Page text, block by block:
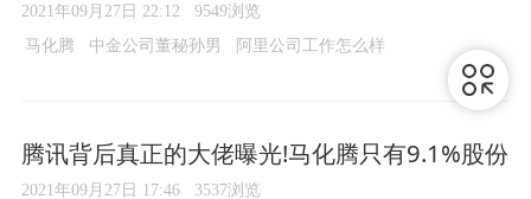
2021年09月27日 22:12 9549浏览
马化腾 中金公司董秘孙男 阿里公司工作怎么样
腾讯背后真正的大佬曝光!马化腾只有9.1%股份
2021年09月27日 17:46 3537浏览